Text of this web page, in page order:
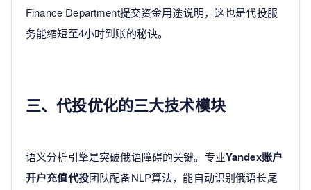
Finance Department提交资金用途说明，这也是代投服
务能缩短至4小时到账的秘诀。
三、代投优化的三大技术模块
语义分析引擎是突破俄语障碍的关键。专业Yandex账户
开户充值代投团队配备NLP算法，能自动识别俄语长尾